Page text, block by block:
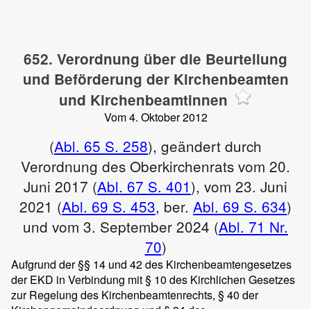
652. Verordnung über die Beurteilung
und Beförderung der Kirchenbeamten
und Kirchenbeamtinnen
Vom 4. Oktober 2012
(Abl. 65 S. 258), geändert durch
Verordnung des Oberkirchenrats vom 20.
Juni 2017 (Abl. 67 S. 401), vom 23. Juni
2021 (Abl. 69 S. 453, ber. Abl. 69 S. 634)
und vom 3. September 2024 (Abl. 71 Nr.
70)
Aufgrund der §§ 14 und 42 des Kirchenbeamtengesetzes
der EKD in Verbindung mit § 10 des Kirchlichen Gesetzes
zur Regelung des Kirchenbeamtenrechts, § 40 der